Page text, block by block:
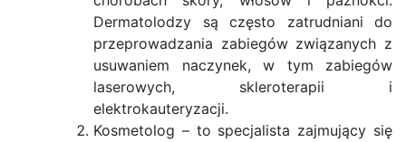
Dermatolodzy są często zatrudniani do
przeprowadzania zabiegów związanych z
usuwaniem naczynek, w tym zabiegów
laserowych, skleroterapii i
elektrokauteryzacji.
Kosmetolog – to specjalista zajmujący się